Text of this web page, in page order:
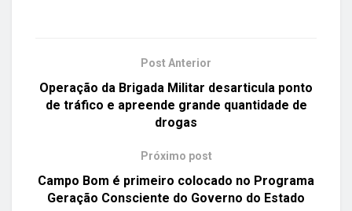
Post Anterior
Operação da Brigada Militar desarticula ponto
de tráfico e apreende grande quantidade de
drogas
Próximo post
Campo Bom é primeiro colocado no Programa
Geração Consciente do Governo do Estado